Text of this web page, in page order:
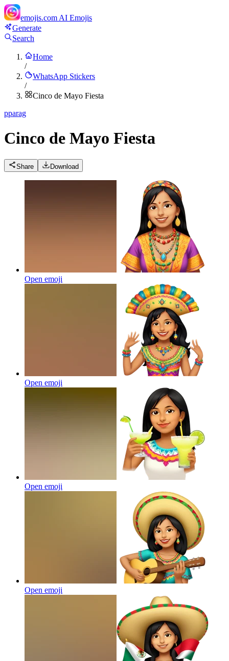
emojis.com AI Emojis
Generate
Search
Home
/
WhatsApp Stickers
/
Cinco de Mayo Fiesta
pparag
Cinco de Mayo Fiesta
Share Download
Open emoji
Open emoji
Open emoji
Open emoji